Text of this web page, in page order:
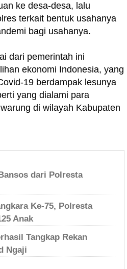
ke desa-desa, lalu
terkait bentuk usahanya
bagi usahanya.
dari pemerintah ini
ekonomi Indonesia, yang
19 berdampak lesunya
yang dialami para
di wilayah Kabupaten
dari Polresta
Ke-75, Polresta
Anak
Tangkap Rekan
Ngaji